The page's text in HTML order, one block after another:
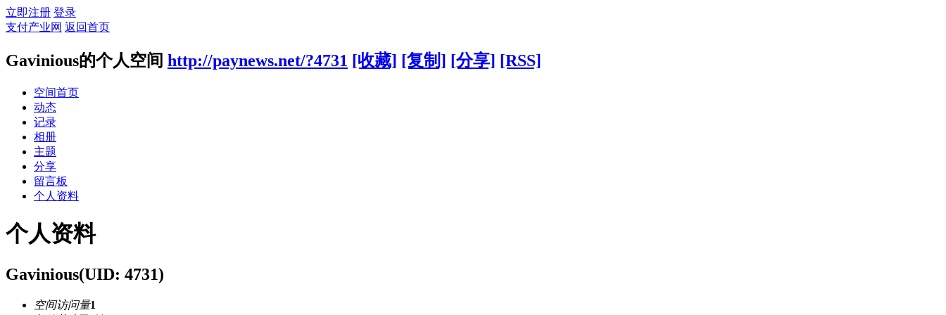
立即注册 登录
支付产业网 返回首页
Gavinious的个人空间 http://paynews.net/?4731 [收藏] [复制] [分享] [RSS]
空间首页
动态
记录
相册
主题
分享
留言板
个人资料
个人资料
Gavinious(UID: 4731)
空间访问量1